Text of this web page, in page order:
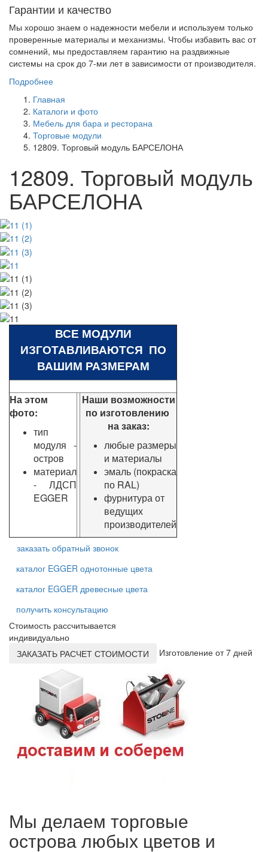
Гарантии и качество
Мы хорошо знаем о надежности мебели и используем только
проверенные материалы и механизмы. Чтобы избавить вас от
сомнений, мы предоставляем гарантию на раздвижные
системы на срок до 7-ми лет в зависимости от производителя.
Подробнее
Главная
Каталоги и фото
Мебель для бара и ресторана
Торговые модули
12809. Торговый модуль БАРСЕЛОНА
12809. Торговый модуль
БАРСЕЛОНА
ВСЕ МОДУЛИ
ИЗГОТАВЛИВАЮТСЯ ПО
ВАШИМ РАЗМЕРАМ
На этом
фото:
тип
модуля -
остров
материал
- ЛДСП
EGGER
Наши возможности
по изготовлению
на заказ:
любые размеры
и материалы
эмаль (покраска
по RAL)
фурнитура от
ведущих
производителей
заказать обратный звонок
каталог EGGER однотонные цвета
каталог EGGER древесные цвета
получить консультацию
Стоимость рассчитывается
индивидуально
ЗАКАЗАТЬ РАСЧЕТ СТОИМОСТИ
Изготовление от 7 дней
Мы делаем торговые
острова любых цветов и